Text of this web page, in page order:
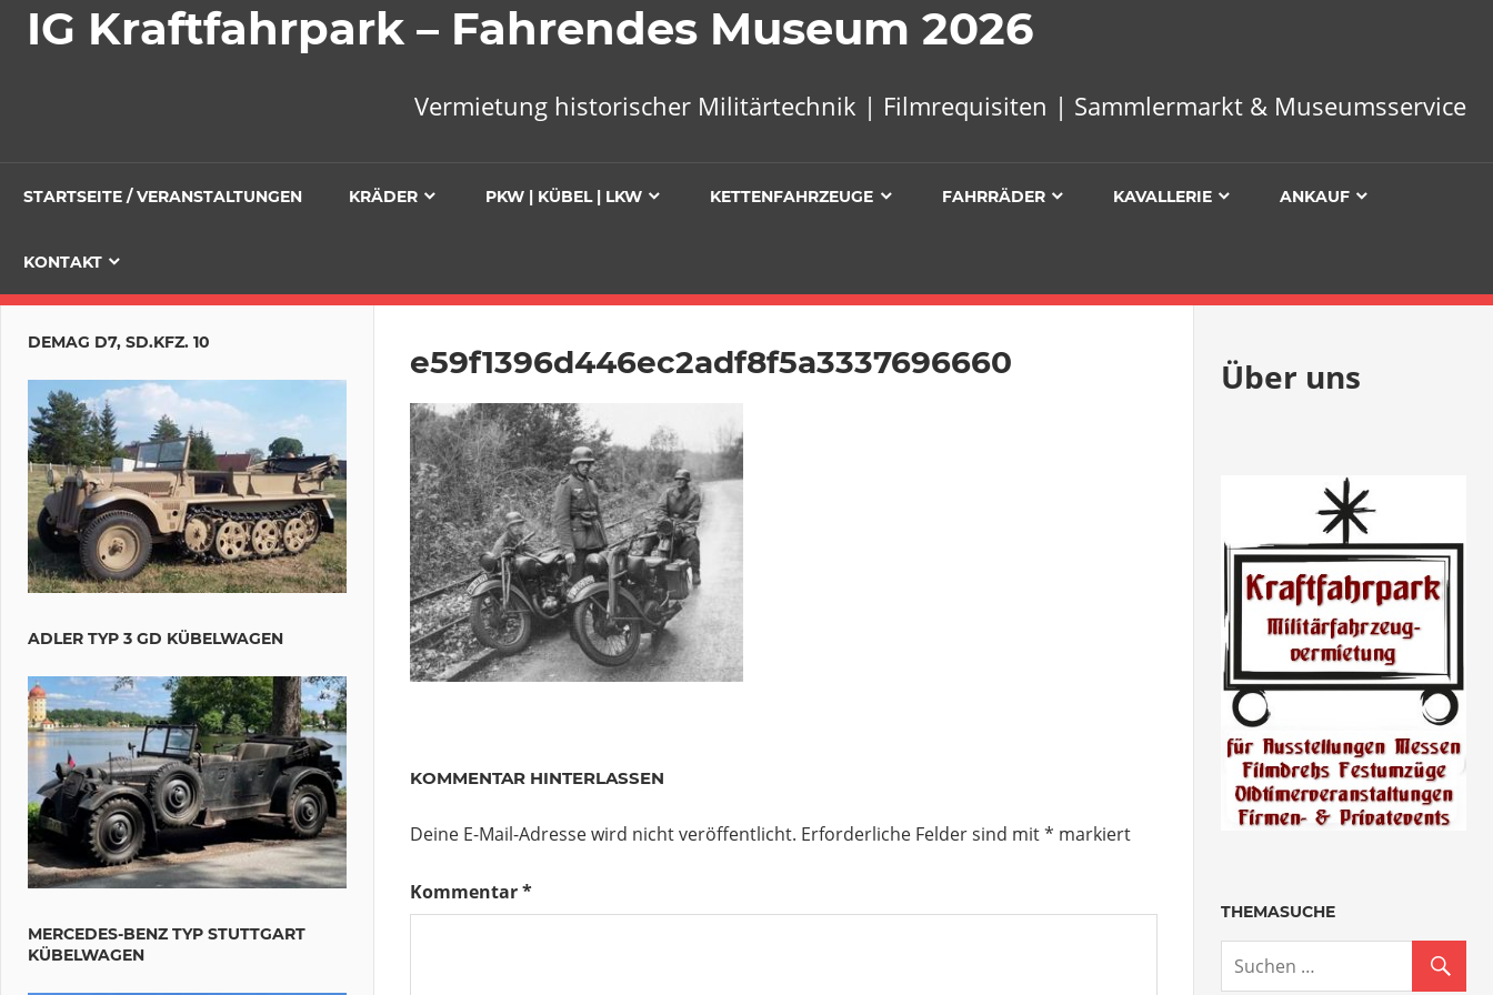
IG Kraftfahrpark – Fahrendes Museum 2026
Vermietung historischer Militärtechnik | Filmrequisiten | Sammlermarkt & Museumsservice
STARTSEITE / VERANSTALTUNGEN KRÄDER PKW | KÜBEL | LKW KETTENFAHRZEUGE FAHRRÄDER KAVALLERIE ANKAUF
KONTAKT
e59f1396d446ec2adf8f5a3337696660
KOMMENTAR HINTERLASSEN
Deine E-Mail-Adresse wird nicht veröffentlicht. Erforderliche Felder sind mit* markiert
Kommentar*
DEMAG D7, SD.KFZ. 10
ADLER TYP 3 GD KÜBELWAGEN
MERCEDES-BENZ TYP STUTTGART
KÜBELWAGEN
Über uns
THEMASUCHE